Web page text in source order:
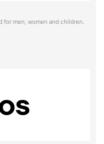
for men, women and children.